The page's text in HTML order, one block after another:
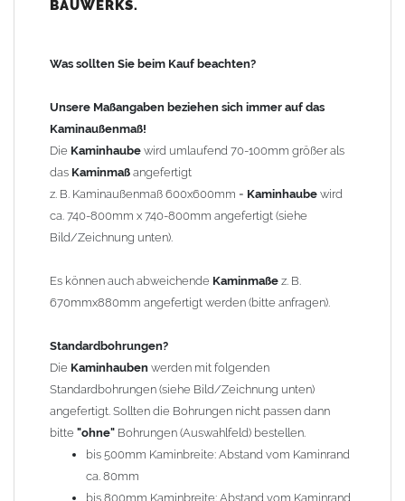
100mm
120mm
140mm
Andere Bohrmaße sind auf Anfrage möglich (Aufpreis
Sonderbohrung 55,99 EUR).
Befestigung/Stützen
Kaminhaubewird inkl. EdelstahlBefestigungsmaterial
geliefert. Die Standardflachstützen sind aus
beträgt ca. 25cm bis 30cm. DieKaminhaubekann mit längeren
Stützen bis Höhe 450mm geliefert werden (Aufpreis 42,89 EUR).
Kaminkopfabdeckung
Kaminhaubewirdohne Kaminkopfabdeckung
Kaminkopfabdeckungenfinden Sie unter "Kaminabdeckung
Es stehen insgesamt 20 verschiedene Typen zur Auswahl. Bitte
Auswahlfeldangeben.
BAUWERKS.
Was sollten Sie beim Kauf beachten?
Unsere Maßangaben beziehen sich immer auf das
Kaminaußenmaß!
Die Kaminhaube wird umlaufend 70-100mm größer als
das Kaminmaß angefertigt
z. B. Kaminaußenmaß 600x600mm = Kaminhaube wird
ca. 740-800mm x 740-800mm angefertigt (siehe
Bild/Zeichnung unten).
Es können auch abweichende Kaminmaße z. B.
670mmx880mm angefertigt werden (bitte anfragen).
Standardbohrungen?
Die Kaminhauben werden mit folgenden
Standardbohrungen (siehe Bild/Zeichnung unten)
angefertigt. Sollten die Bohrungen nicht passen dann
bitte "ohne" Bohrungen (Auswahlfeld) bestellen.
bis 500mm Kaminbreite: Abstand vom Kaminrand
ca. 80mm
bis 800mm Kaminbreite: Abstand vom Kaminrand